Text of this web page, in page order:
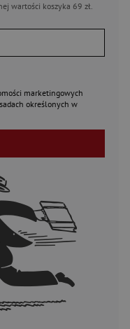
wartości koszyka 69 zł.
marketingowych
określonych w